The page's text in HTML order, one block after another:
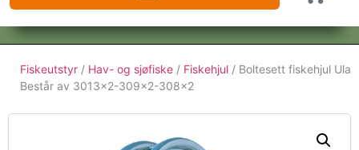
Fiskeutstyr / Hav- og sjøfiske / Fiskehjul / Boltesett fiskehjul Ula
Består av 3013×2-309×2-308×2